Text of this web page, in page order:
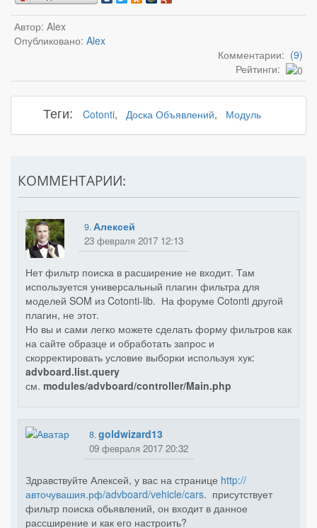
Автор: Alex
Опубликовано: Alex
Комментарии: (9)
Рейтинги:
Теги: Cotonti, Доска Объявлений, Модуль
КОММЕНТАРИИ:
9.Алексей
23 февраля 2017 12:13
Нет фильтр поиска в расширение не входит. Там
используется универсальный плагин фильтра для
моделей SOM из Cotonti-lib. На форуме Cotonti другой
плагин, не этот.
Но вы и сами легко можете сделать форму фильтров как
на сайте образце и обработать запрос и
скорректировать условие выборки используя хук:
advboard.list.query
см. modules/advboard/controller/Main.php
8.goldwizard13
09 февраля 2017 20:32
Здравствуйте Алексей, у вас на странице http://
авточувашия.рф/advboard/vehicle/cars. присутствует
фильтр поиска обьявлений, он входит в данное
рассширение и как его настроить?